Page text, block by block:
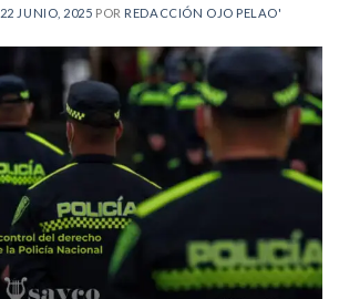
22 JUNIO, 2025 POR REDACCIÓN OJO PELAO'